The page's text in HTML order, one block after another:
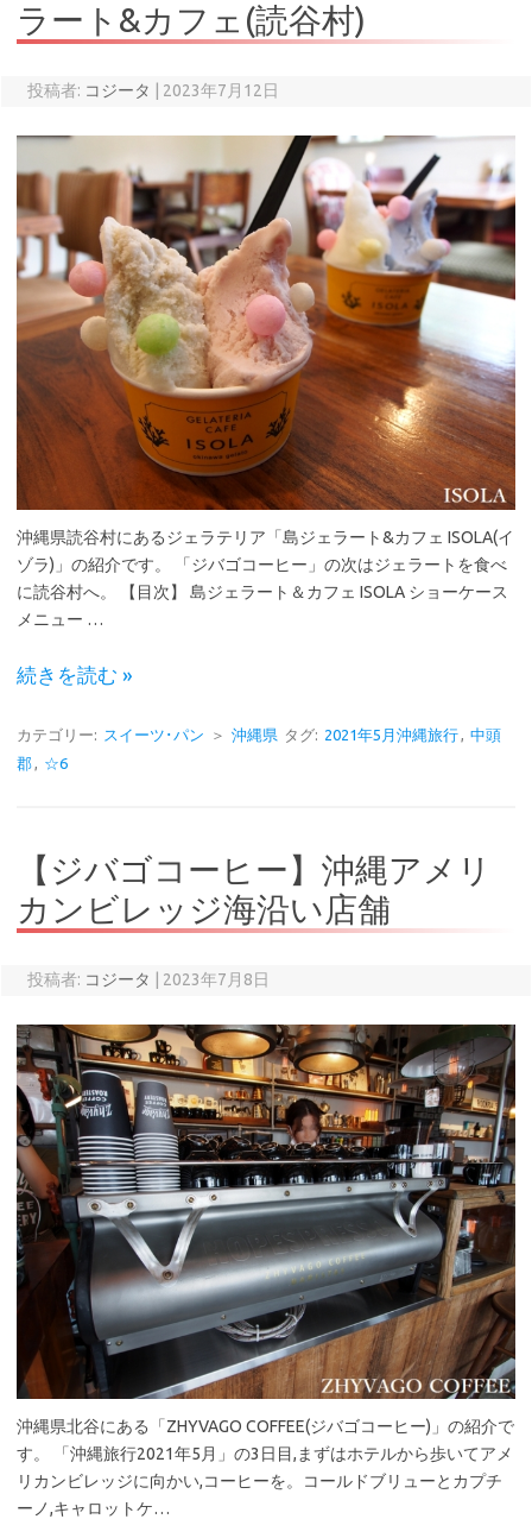
ラート&カフェ(読谷村)
投稿者: コジータ 2023年7月12日
沖縄県読谷村にあるジェラテリア「島ジェラート&カフェ ISOLA(イ
ゾラ)」の紹介です。 「ジバゴコーヒー」の次はジェラートを食べ
に読谷村へ。 【目次】 島ジェラート＆カフェ ISOLA ショーケース
メニュー …
続きを読む »
カテゴリー: スイーツ･パン ＞ 沖縄県 タグ: 2021年5月沖縄旅行, 中頭
郡, ☆6
【ジバゴコーヒー】沖縄アメリ
カンビレッジ海沿い店舗
投稿者: コジータ 2023年7月8日
沖縄県北谷にある「ZHYVAGO COFFEE(ジバゴコーヒー)」の紹介で
す。 「沖縄旅行2021年5月」の3日目,まずはホテルから歩いてアメ
リカンビレッジに向かい,コーヒーを。コールドブリューとカプチ
ーノ,キャロットケ…